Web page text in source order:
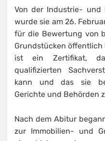
Von der Industrie- und
wurde sie am 26.
für die Bewertung von
Grundstücken
ist ein Zertifikat,
qualifizierten
kann und das sie
Gerichte und Behörden
Nach dem Abitur
zur Immobilien- und